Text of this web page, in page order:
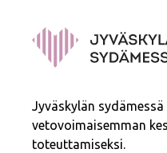
Jyväskylän
vetovoimaisemman
toteuttamiseksi.